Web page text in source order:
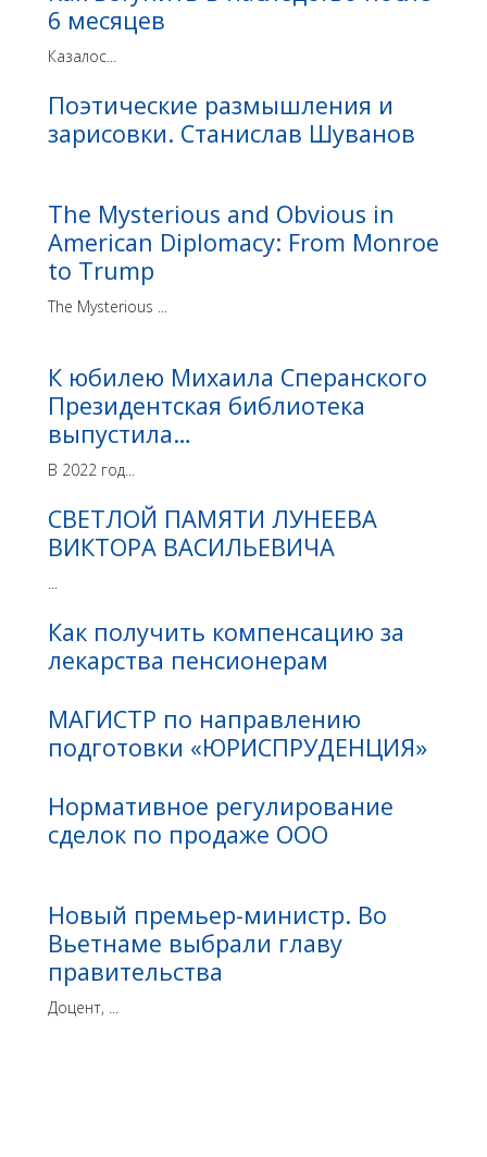
6 месяцев
Казалос...
Поэтические размышления и
зарисовки. Станислав Шуванов
The Mysterious and Obvious in
American Diplomacy: From Monroe
to Trump
The Mysterious ...
К юбилею Михаила Сперанского
Президентская библиотека
выпустила…
В 2022 год...
СВЕТЛОЙ ПАМЯТИ ЛУНЕЕВА
ВИКТОРА ВАСИЛЬЕВИЧА
...
Как получить компенсацию за
лекарства пенсионерам
МАГИСТР по направлению
подготовки «ЮРИСПРУДЕНЦИЯ»
Нормативное регулирование
сделок по продаже ООО
Новый премьер-министр. Во
Вьетнаме выбрали главу
правительства
Доцент, ...